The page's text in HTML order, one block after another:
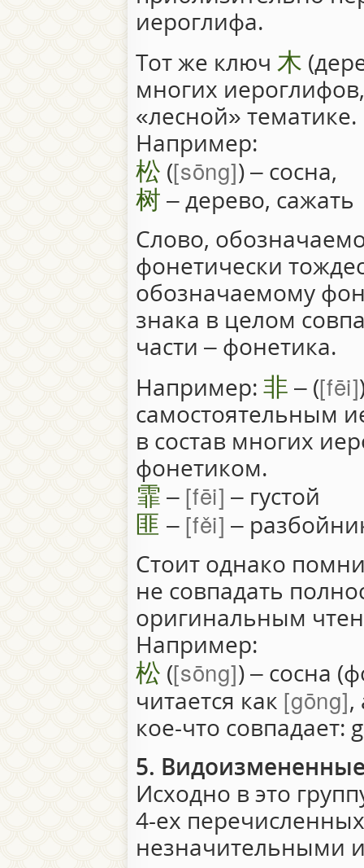
иероглифа.
Тот же ключ 木
многих
«лесной» тематике.
Например:
松 ( sōng ) – сосна,
树 – дерево, сажать
Слово,
фонетически
обозначаемому
знака в целом
части – фонетика.
Например: 非 – ( fēi
самостоятельным
в состав многих
фонетиком.
霏 – fēi – густой
匪 – fěi –
Стоит однако
не совпадать
оригинальным
Например:
松 ( sōng ) – сосна
читается как gōng ,
кое-что совпадает:
5.
Исходно в это
4-ех
незначительными